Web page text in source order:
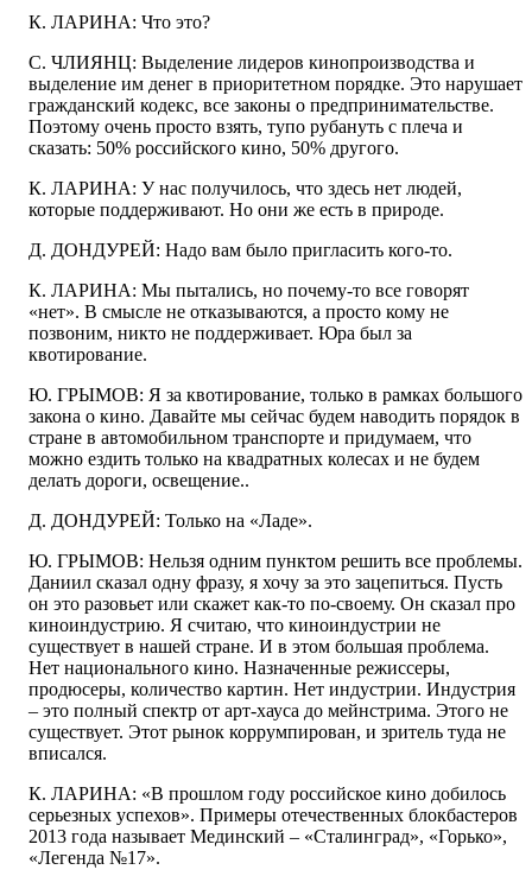
К. ЛАРИНА: Что это?
С. ЧЛИЯНЦ: Выделение лидеров кинопроизводства и
выделение им денег в приоритетном порядке. Это нарушает
гражданский кодекс, все законы о предпринимательстве.
Поэтому очень просто взять, тупо рубануть с плеча и
сказать: 50% российского кино, 50% другого.
К. ЛАРИНА: У нас получилось, что здесь нет людей,
которые поддерживают. Но они же есть в природе.
Д. ДОНДУРЕЙ: Надо вам было пригласить кого-то.
К. ЛАРИНА: Мы пытались, но почему-то все говорят
«нет». В смысле не отказываются, а просто кому не
позвоним, никто не поддерживает. Юра был за
квотирование.
Ю. ГРЫМОВ: Я за квотирование, только в рамках большого
закона о кино. Давайте мы сейчас будем наводить порядок в
стране в автомобильном транспорте и придумаем, что
можно ездить только на квадратных колесах и не будем
делать дороги, освещение..
Д. ДОНДУРЕЙ: Только на «Ладе».
Ю. ГРЫМОВ: Нельзя одним пунктом решить все проблемы.
Даниил сказал одну фразу, я хочу за это зацепиться. Пусть
он это разовьет или скажет как-то по-своему. Он сказал про
киноиндустрию. Я считаю, что киноиндустрии не
существует в нашей стране. И в этом большая проблема.
Нет национального кино. Назначенные режиссеры,
продюсеры, количество картин. Нет индустрии. Индустрия
– это полный спектр от арт-хауса до мейнстрима. Этого не
существует. Этот рынок коррумпирован, и зритель туда не
вписался.
К. ЛАРИНА: «В прошлом году российское кино добилось
серьезных успехов». Примеры отечественных блокбастеров
2013 года называет Мединский – «Сталинград», «Горько»,
«Легенда №17».